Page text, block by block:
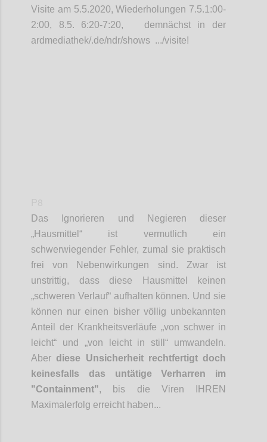
Visite am 5.5.2020, Wiederholungen 7.5.1:00-
2:00, 8.5. 6:20-7:20, demnächst in der
ardmediathek/.de/ndr/shows .../visite!
Das
Ignorieren und Negieren dieser
„Hausmittel“ ist vermutlich ein
schwerwiegender Fehler, zumal sie praktisch
frei von Nebenwirkungen sind.
Zwar ist
unstrittig, dass diese Hausmittel keinen
„schweren Verlauf“ aufhalten können. Und sie
können nur einen bisher völlig unbekannten
Anteil der Krankheitsverläufe „von schwer in
leicht“
und „von leicht in still“ umwandeln.
Aber diese Unsicherheit rechtfertigt doch
keinesfalls das untätige Verharren im
"Containment", bis die Viren IHREN
Maximalerfolg erreicht haben...